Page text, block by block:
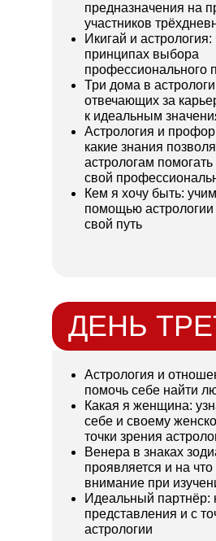
предназначения на
участников
Икигай и
принципах выбора
профессионального
Три дома в
отвечающих за
к идеальным
Астрология и
какие знания
астрологам
свой
Кем я хочу быть:
помощью астрологии
свой путь
ДЕНЬ
Астрология и
помочь себе найти
Какая я женщина:
себе и своему
точки зрения
Венера в знаках
проявляется и на
внимание при
Идеальный партнёр:
представления и с
астрологии